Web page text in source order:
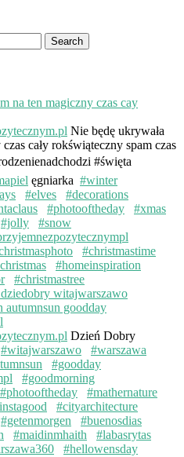
Nie będę ukrywała
cały rokświąteczny spam czas
#święta
ęgniarka #winter
#elves
#decorations
#photooftheday
#xmas
#jolly
#snow
#christmastime
#homeinspiration
#christmastree
Dzień Dobry
#witajwarszawo
#warszawa
#goodday
#goodmorning
#photooftheday
#mathernature
#cityarchitecture
#getenmorgen
#buenosdias
#maidinmhaith
#labasrytas
#hellowensday